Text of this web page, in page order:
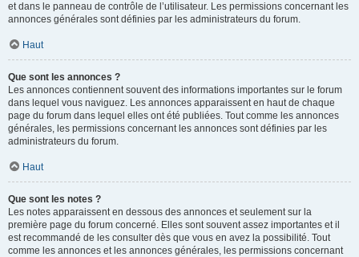
et dans le panneau de contrôle de l’utilisateur. Les permissions concernant les
annonces générales sont définies par les administrateurs du forum.
Haut
Que sont les annonces ?
Les annonces contiennent souvent des informations importantes sur le forum
dans lequel vous naviguez. Les annonces apparaissent en haut de chaque
page du forum dans lequel elles ont été publiées. Tout comme les annonces
générales, les permissions concernant les annonces sont définies par les
administrateurs du forum.
Haut
Que sont les notes ?
Les notes apparaissent en dessous des annonces et seulement sur la
première page du forum concerné. Elles sont souvent assez importantes et il
est recommandé de les consulter dès que vous en avez la possibilité. Tout
comme les annonces et les annonces générales, les permissions concernant